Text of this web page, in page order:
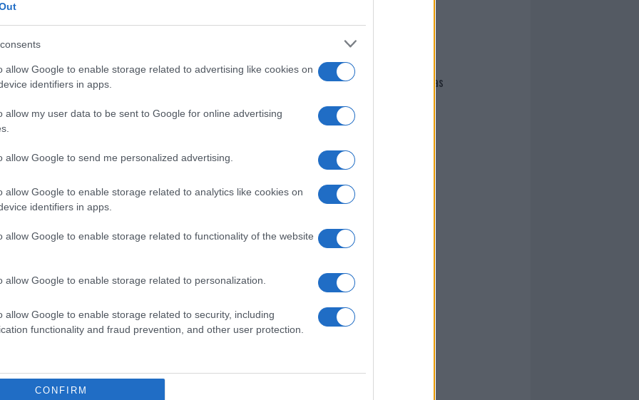
allow Google to enable storage related to advertising like cookies on
identifiers in apps.
allow my user data to be sent to Google for online advertising
allow Google to send me personalized advertising.
allow Google to enable storage related to analytics like cookies on
identifiers in apps.
allow Google to enable storage related to functionality of the website
allow Google to enable storage related to personalization.
allow Google to enable storage related to security, including
functionality and fraud prevention, and other user protection.
CONFIRM
cliccandoqui
nella sezioneLogindal menù del sito o
Notizie Latina Notizie Olbia
Notizie Trastevere
Olbia
di GalluraOggi.it
i tuoi video e le tue foto
+39 345 356 7512
I nostri cari
Giovannimaria Cabras